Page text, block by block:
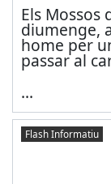
Els Mossos
diumenge,
home per
passar al
...
Flash Informatiu